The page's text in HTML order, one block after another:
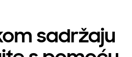
sadržaju